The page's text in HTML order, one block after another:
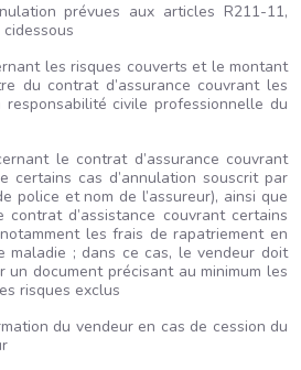
prévues aux articles R211-11,
les risques couverts et le montant
du contrat d’assurance couvrant les
responsabilité civile professionnelle du
le contrat d’assurance couvrant
certains cas d’annulation souscrit par
police et nom de l’assureur), ainsi que
d’assistance couvrant certains
les frais de rapatriement en
maladie ; dans ce cas, le vendeur doit
un document précisant au minimum les
risques exclus
du vendeur en cas de cession du